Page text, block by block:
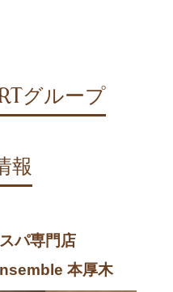
グループ
報
パ専門店
本厚木